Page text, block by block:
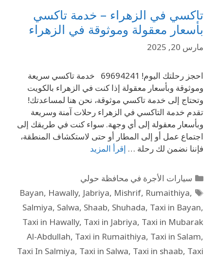
تاكسي في الزهراء – خدمة تاكسي
بأسعار معقولة وموثوقة في الزهراء
مارس 20, 2025
احجز رحلتك اليوم! 69694241 خدمة تاكسي سريعة
وموثوقة وبأسعار معقولة إذا كنت في الزهراء بالكويت
وتحتاج إلى خدمة تاكسي موثوقة، نحن هنا لمساعدتك!
تقدم خدمة التاكسي في الزهراء رحلات آمنة وسريعة
وبأسعار معقولة إلى أي وجهة. سواء كنت في طريقك إلى
اجتماع عمل أو إلى المطار أو حتى لاستكشاف المنطقة،
فإننا نضمن لك رحلة … إقرأ المزيد
سيارات الأجرة في محافظة حولي
Bayan, Hawally, Jabriya, Mishrif, Rumaithiya,
Salmiya, Salwa, Shaab, Shuhada, Taxi in Bayan,
Taxi in Hawally, Taxi in Jabriya, Taxi in Mubarak
Al-Abdullah, Taxi in Rumaithiya, Taxi in Salam,
Taxi In Salmiya, Taxi in Salwa, Taxi in shaab, Taxi